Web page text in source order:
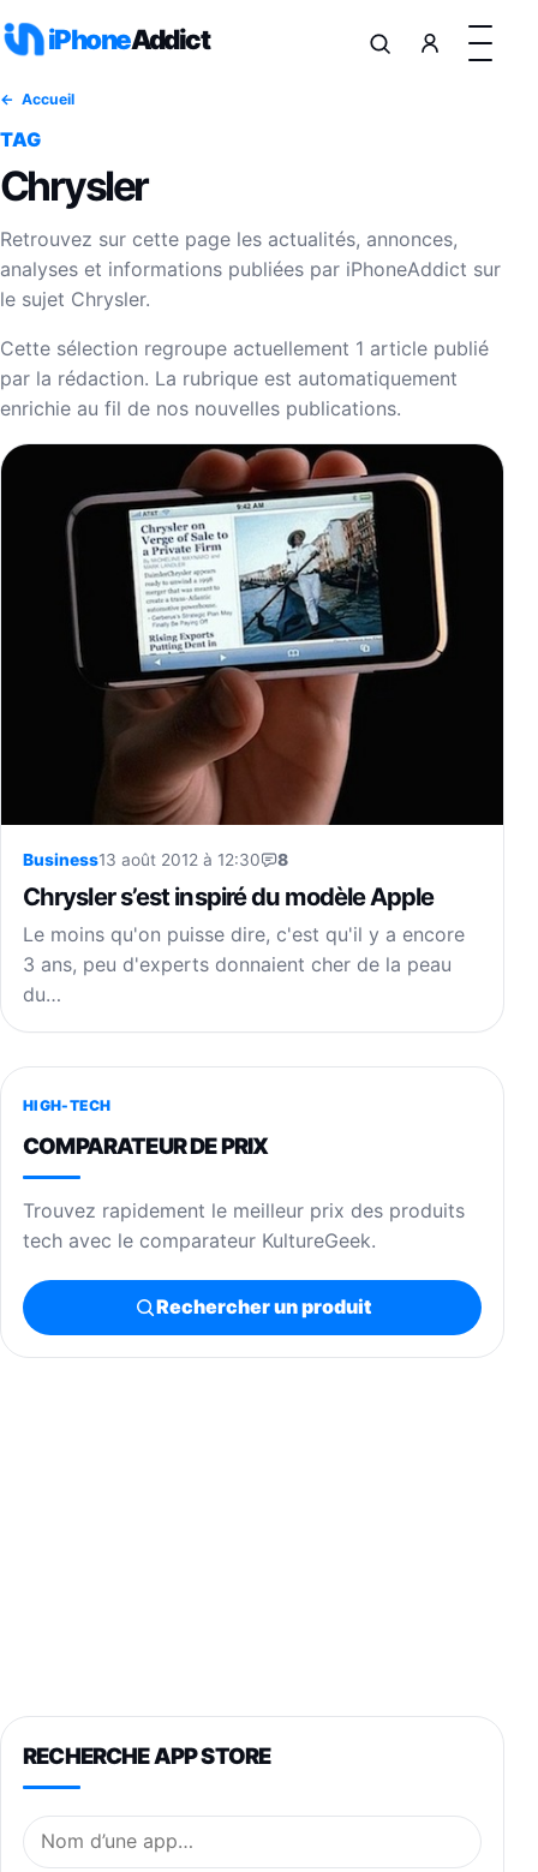
iPhoneAddict
Accueil
TAG
Chrysler
Retrouvez sur cette page les actualités, annonces,
analyses et informations publiées par iPhoneAddict sur
le sujet Chrysler.
Cette sélection regroupe actuellement 1 article publié
par la rédaction. La rubrique est automatiquement
enrichie au fil de nos nouvelles publications.
Business13 août 2012 à 12:30 8
Chrysler s’est inspiré du modèle Apple
Le moins qu'on puisse dire, c'est qu'il y a encore
3 ans, peu d'experts donnaient cher de la peau
du…
HIGH-TECH
COMPARATEUR DE PRIX
Trouvez rapidement le meilleur prix des produits
tech avec le comparateur KultureGeek.
Rechercher un produit
RECHERCHE APP STORE
Nom de l’application